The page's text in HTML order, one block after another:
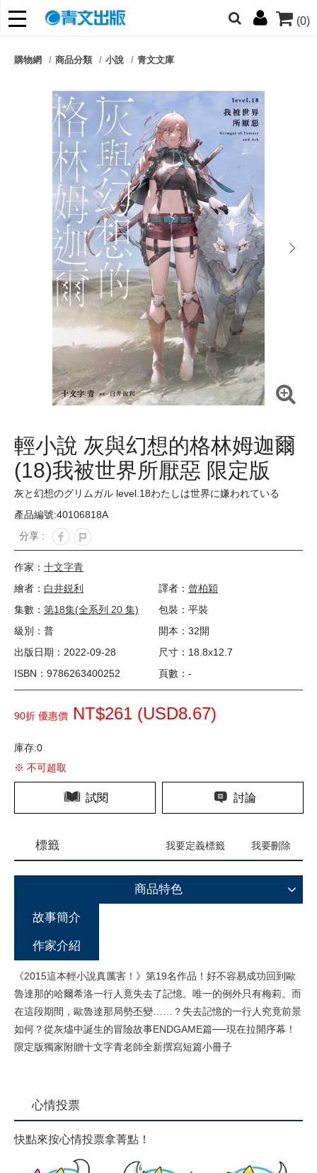
(0)
朋友們，提高警覺！
購物網 商品分類 小說 青文文庫
next
輕小說 灰與幻想的格林姆迦爾
(18)我被世界所厭惡 限定版
灰と幻想のグリムガル level.18わたしは世界に嫌われている
產品編號:40106818A
分享 :
作家： 十文字青
繪者： 白井鋭利 譯者： 曾柏穎
集數： 第18集(全系列 20 集)
包裝：平裝
級別：普
開本：32開
出版日期：2022-09-28
尺寸：18.8x12.7
ISBN：9786263400252
頁數：-
90折 優惠價 NT$261 (USD8.67)
庫存:0
※ 不可超取
試閱 討論
標籤 我要定義標籤 我要刪除
商品特色
故事簡介
作家介紹
《2015這本輕小說真厲害！》第19名作品！好不容易成功回到歐
魯達那的哈爾希洛一行人竟失去了記憶。唯一的例外只有梅莉。而
在這段期間，歐魯達那局勢丕變……？失去記憶的一行人究竟前景
如何？從灰燼中誕生的冒險故事ENDGAME篇──現在拉開序幕！
限定版獨家附贈十文字青老師全新撰寫短篇小冊子
心情投票
快點來按心情投票拿菁點！